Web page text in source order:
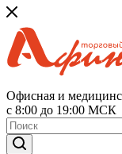
Офисная и
с 8:00 до 19:00 МСК